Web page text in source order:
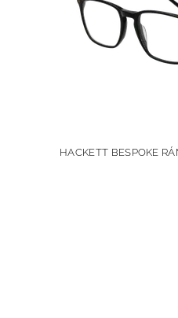
HACKETT BESPOKE